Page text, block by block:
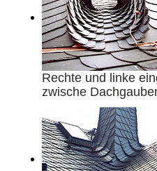
Rechte und linke
zwische